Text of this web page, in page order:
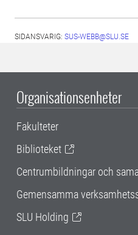
SIDANSVARIG: SUS-WEBB@SLU.SE
Organisationsenheter
Fakulteter
Biblioteket
Centrumbildningar och
Gemensamma
SLU Holding